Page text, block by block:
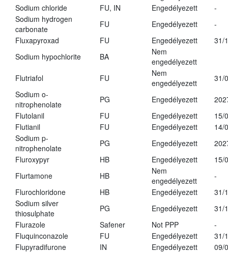
Sodium chloride
FU, IN Engedélyezett
-
Sodium hydrogen
carbonate
FU Engedélyezett
-
Fluxapyroxad
FU Engedélyezett
31/
Sodium hypochlorite
BA
Nem
engedélyezett
Flutriafol
FU
Nem
engedélyezett
31/
Sodium o-
nitrophenolate
PG Engedélyezett
Flutolanil
FU Engedélyezett
15/
Flutianil
FU Engedélyezett
14/
Sodium p-
nitrophenolate
PG Engedélyezett
Fluroxypyr
HB Engedélyezett
15/
Flurtamone
HB
Nem
engedélyezett
-
Flurochloridone
HB Engedélyezett
31/
Sodium silver
thiosulphate
PG Engedélyezett
31/
Flurazole
Safener Not PPP
-
Fluquinconazole
FU Engedélyezett
31/
Flupyradifurone
IN Engedélyezett
09/